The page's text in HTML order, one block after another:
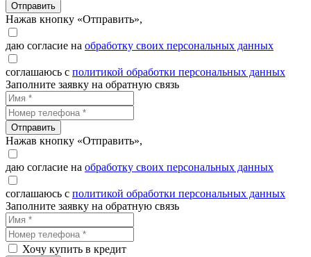
Отправить
Нажав кнопку «Отправить»,
даю согласие на обработку своих персональных данных
соглашаюсь с политикой обработки персональных данных
Заполните заявку на обратную связь
Отправить
Нажав кнопку «Отправить»,
даю согласие на обработку своих персональных данных
соглашаюсь с политикой обработки персональных данных
Заполните заявку на обратную связь
Хочу купить в кредит